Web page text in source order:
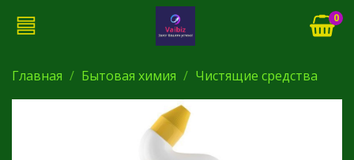
0
Главная Бытовая химия Чистящие средства